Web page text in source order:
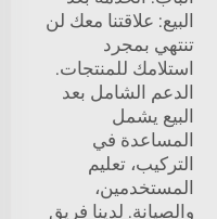
البيع: علاقتنا معك لن
تنتهي بمجرد
استلامك للمنتجات.
الدعم الشامل بعد
البيع يشمل
المساعدة في
التركيب، تعليم
المستخدمين،
والصيانة. لدينا فريق